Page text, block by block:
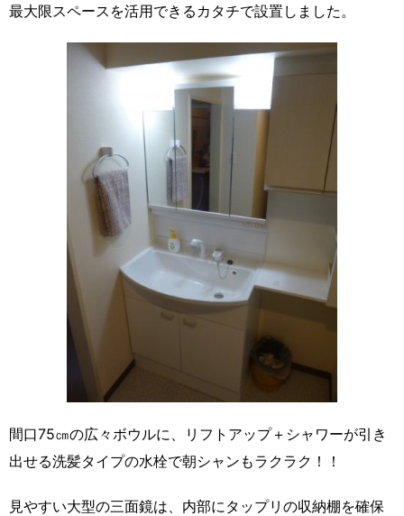
最大限スペースを活用できるカタチで設置しました。
間口75㎝の広々ボウルに、リフトアップ＋シャワーが引き
出せる洗髪タイプの水栓で朝シャンもラクラク！！
見やすい大型の三面鏡は、内部にタップリの収納棚を確保